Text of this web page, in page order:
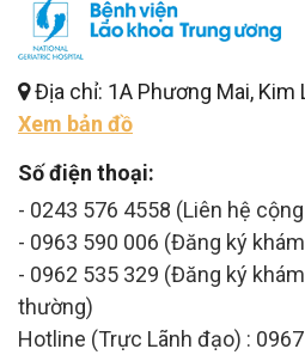
Địa chỉ: 1A Phương Mai, Kim
Xem bản đồ
Số điện thoại:
- 0243 576 4558 (Liên hệ
- 0963 590 006 (Đăng ký
- 0962 535 329 (Đăng ký
thường)
Hotline (Trực Lãnh đạo) :